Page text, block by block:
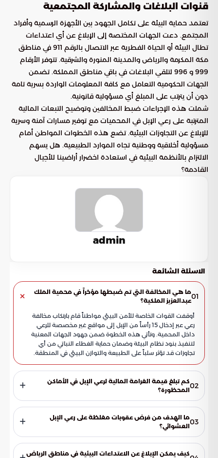
قنوات البلاغات والمشاركة المجتمعية
تعتمد حماية البيئة على تكامل الجهود بين الأجهزة الرسمية وأفراد
المجتمع. دعت الجهات المختصة إلى الإبلاغ عن أي اعتداءات
تطال البيئة أو الحياة الفطرية عبر الاتصال بالرقم 911 في مناطق
مكة المكرمة والرياض والمدينة المنورة والشرقية. تتوفر الأرقام
999 و 996 لتلقي البلاغات في باقي مناطق المملكة. تضمن
الجهات الحكومية التعامل مع كافة المعلومات الواردة بسرية تامة
دون أن يترتب على المبلغ أي مسؤولية قانونية.
شملت هذه الإجراءات ضبط المخالفين وتوضيح التبعات المالية
المترتبة على رعي الإبل في المحميات مع توفير مسارات آمنة وسرية
للإبلاغ عن التجاوزات البيئية. تضع هذه الخطوات المواطن أمام
مسؤولية أخلاقية ووطنية تجاه الموارد الطبيعية. هل يسهم
الالتزام بالأنظمة البيئية في استعادة اخضرار أراضينا للأجيال
القادمة؟
admin
الاسئلة الشائعة
01ما هي المخالفة التي تم ضبطها مؤخراً في محمية الملك
عبدالعزيز الملكية؟
أوقفت القوات الخاصة للأمن البيئي مواطناً قام بارتكاب مخالفة
رعي عبر إدخال 15 رأساً من الإبل إلى مواقع غير مخصصة للرعي
داخل المحمية. وتأتي هذه الخطوة ضمن جهود الجهات المعنية
لتنفيذ بنود نظام البيئة وضمان حماية الغطاء النباتي من أي
تجاوزات قد تؤثر سلباً على الطبيعة والتوازن البيئي في المنطقة.
02كم تبلغ قيمة الغرامة المالية لرعي الإبل في الأماكن
المحظورة؟
وفقاً للائحة العقوبات المتبعة، يتم فرض غرامة مالية قدرها 500
ريال سعودي عن كل متن واحد من الإبل يتم رصده يرعى في
المناطق المحمية أو الأماكن غير المخصصة لذلك. تهدف هذه
العقوبات المالية المحددة إلى وضع حد للتجاوزات وضمان التزام
الجميع بالأنظمة التي تحمي الحياة الفطرية والبيئية.
03ما الهدف من فرض عقوبات مغلظة على رعي الإبل
العشوائي؟
تسعى السلطات من خلال هذه العقوبات إلى ردع المخالفين
وحماية المناطق الطبيعية من ضغوط الرعي الجائر الذي يسبب
كيف يمكن الإبلاغ عن الاعتداءات البيئية في مناطق الرياض